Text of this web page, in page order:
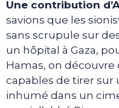
Une contribution
savions que les
sans scrupule sur
un hôpital à Gaza,
Hamas, on
capables de tirer
inhumé dans un